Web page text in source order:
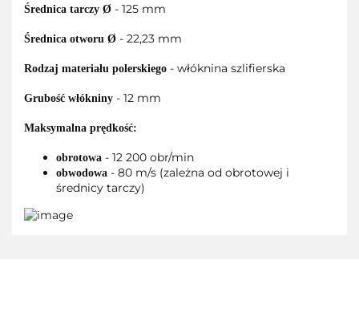
Średnica tarczy Ø - 125 mm
Średnica otworu Ø - 22,23 mm
Rodzaj materiału polerskiego - włóknina szlifierska
Grubość włókniny - 12 mm
Maksymalna prędkość:
obrotowa - 12 200 obr/min
obwodowa - 80 m/s (zależna od obrotowej i
średnicy tarczy)